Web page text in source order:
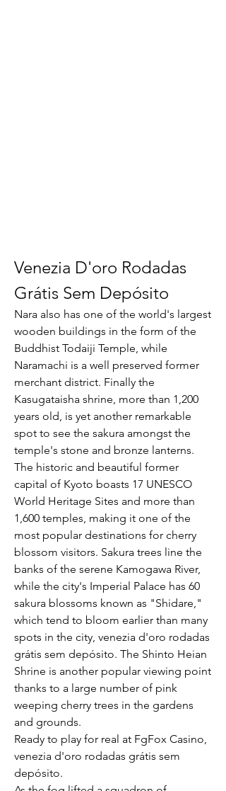
Venezia D'oro Rodadas
Grátis Sem Depósito
Nara also has one of the world's largest
wooden buildings in the form of the
Buddhist Todaiji Temple, while
Naramachi is a well preserved former
merchant district. Finally the
Kasugataisha shrine, more than 1,200
years old, is yet another remarkable
spot to see the sakura amongst the
temple's stone and bronze lanterns.
The historic and beautiful former
capital of Kyoto boasts 17 UNESCO
World Heritage Sites and more than
1,600 temples, making it one of the
most popular destinations for cherry
blossom visitors. Sakura trees line the
banks of the serene Kamogawa River,
while the city's Imperial Palace has 60
sakura blossoms known as "Shidare,"
which tend to bloom earlier than many
spots in the city, venezia d'oro rodadas
grátis sem depósito. The Shinto Heian
Shrine is another popular viewing point
thanks to a large number of pink
weeping cherry trees in the gardens
and grounds.
Ready to play for real at FgFox Casino,
venezia d'oro rodadas grátis sem
depósito.